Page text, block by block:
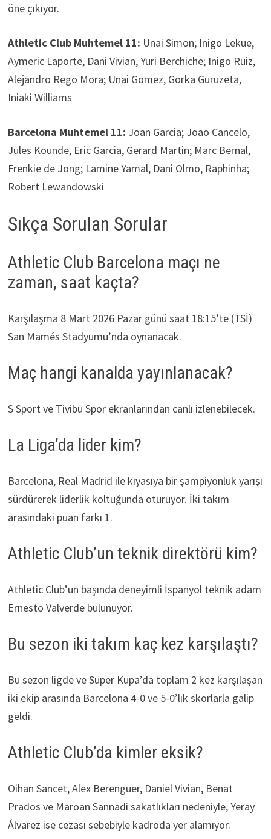
öne çıkıyor.
Athletic Club Muhtemel 11: Unai Simon; Inigo Lekue,
Aymeric Laporte, Dani Vivian, Yuri Berchiche; Inigo Ruiz,
Alejandro Rego Mora; Unai Gomez, Gorka Guruzeta,
Iniaki Williams
Barcelona Muhtemel 11: Joan Garcia; Joao Cancelo,
Jules Kounde, Eric Garcia, Gerard Martin; Marc Bernal,
Frenkie de Jong; Lamine Yamal, Dani Olmo, Raphinha;
Robert Lewandowski
Sıkça Sorulan Sorular
Athletic Club Barcelona maçı ne
zaman, saat kaçta?
Karşılaşma 8 Mart 2026 Pazar günü saat 18:15’te (TSİ)
San Mamés Stadyumu’nda oynanacak.
Maç hangi kanalda yayınlanacak?
S Sport ve Tivibu Spor ekranlarından canlı izlenebilecek.
La Liga’da lider kim?
Barcelona, Real Madrid ile kıyasıya bir şampiyonluk yarışı
sürdürerek liderlik koltuğunda oturuyor. İki takım
arasındaki puan farkı 1.
Athletic Club’un teknik direktörü kim?
Athletic Club’un başında deneyimli İspanyol teknik adam
Ernesto Valverde bulunuyor.
Bu sezon iki takım kaç kez karşılaştı?
Bu sezon ligde ve Süper Kupa’da toplam 2 kez karşılaşan
iki ekip arasında Barcelona 4-0 ve 5-0’lık skorlarla galip
geldi.
Athletic Club’da kimler eksik?
Oihan Sancet, Alex Berenguer, Daniel Vivian, Benat
Prados ve Maroan Sannadi sakatlıkları nedeniyle, Yeray
Álvarez ise cezası sebebiyle kadroda yer alamıyor.